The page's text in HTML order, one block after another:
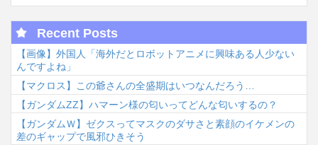
Recent Posts
【画像】外国人「海外だとロボットアニメに興味ある人少ない
んですよね」
【マクロス】この爺さんの全盛期はいつなんだろう…
【ガンダムΖΖ】ハマーン様の匂いってどんな匂いするの？
【ガンダムＷ】ゼクスってマスクのダサさと素顔のイケメンの
差のギャップで風邪ひきそう